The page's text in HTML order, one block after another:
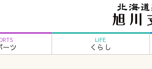
ーツ
LIFE
くらし